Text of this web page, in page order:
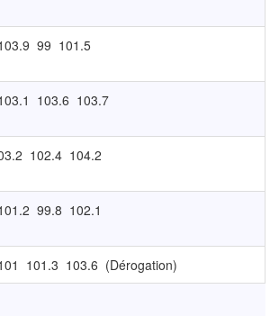
99 101.5
103.6 103.7
102.4 104.2
99.8 102.1
101.3 103.6 (Dérogation)